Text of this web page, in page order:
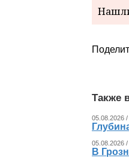
Также
05.08.2026
05.08.2026
В